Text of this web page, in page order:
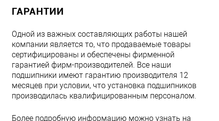
ГАРАНТИИ
Одной из важных составляющих работы нашей
компании является то, что продаваемые товары
сертифицированы и обеспечены фирменной
гарантией фирм-производителей. Все наши
подшипники имеют гарантию производителя 12
месяцев при условии, что установка подшипников
производилась квалифицированным персоналом.
Более подробную информацию можно узнать на